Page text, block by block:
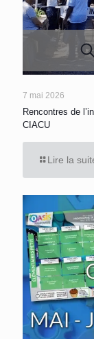
7 mai 2026
Rencontres de
CIACU
Lire la